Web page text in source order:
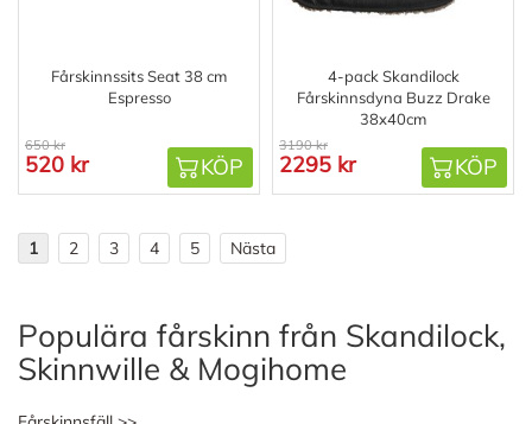
Fårskinnssits Seat 38 cm
Espresso
650 kr
520 kr KÖP
4-pack Skandilock
Fårskinnsdyna Buzz Drake
38x40cm
3190 kr
2295 kr KÖP
1 2 3 4 5 Nästa
Populära fårskinn från Skandilock,
Skinnwille & Mogihome